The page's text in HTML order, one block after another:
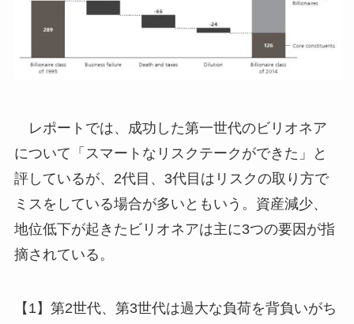
レポートでは、成功した第一世代のビリオネア
について「スマートなリスクテークができた」と
評しているが、2代目、3代目はリスクの取り方で
ミスをしている場合が多いともいう。資産減少、
地位低下が起きたビリオネアは主に3つの要因が指
摘されている。
【1】第2世代、第3世代は過大な負荷を背負いがち